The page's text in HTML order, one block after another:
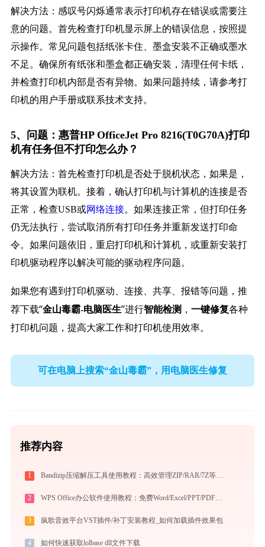
解决方法：感叹号闪烁通常表示打印机存在错误或需要注
意的问题。首先检查打印机显示屏上的错误信息，按照提
示操作。常见问题包括纸张卡住、墨盒安装不正确或墨水
不足。确保所有纸张和墨盒都正确安装，清理任何卡纸，
并检查打印机内部是否有异物。如果问题持续，请参考打
印机的用户手册或联系技术支持。
5、问题：惠普HP OfficeJet Pro 8216(T0G70A)打印
机有任务但不打印怎么办？
解决方法：首先检查打印机是否处于脱机状态，如果是，
将其设置为联机。接着，确认打印机与计算机的连接是否
正常，检查USB或网络连接。如果连接正常，但打印任务
仍无法执行，尝试取消所有打印任务并重新发送打印命
令。如果问题依旧，重启打印机和计算机，或重新安装打
印机驱动程序以解决可能的驱动程序问题。
如果您有遇到打印机驱动、连接、共享、报错等问题，推
荐下载“金山毒霸-电脑医生”进行智能检测， 一键修复各种
打印机问题，提高大家工作和打印机使用效率。
可在电脑上搜索“金山毒霸”，用电脑医生修复
推荐内容
1 Bandizip压缩解压工具使用教程：高效管理ZIP/RAR/7Z等30+格式的免费压缩神器
2 WPS Office办公软件使用教程：免费Word/Excel/PPT/PDF一站式高效办公套件
3 疯歌音效平台VST插件/补丁安装教程_如何加载插件效果包
4 如何快速获取lolbase dll文件下载